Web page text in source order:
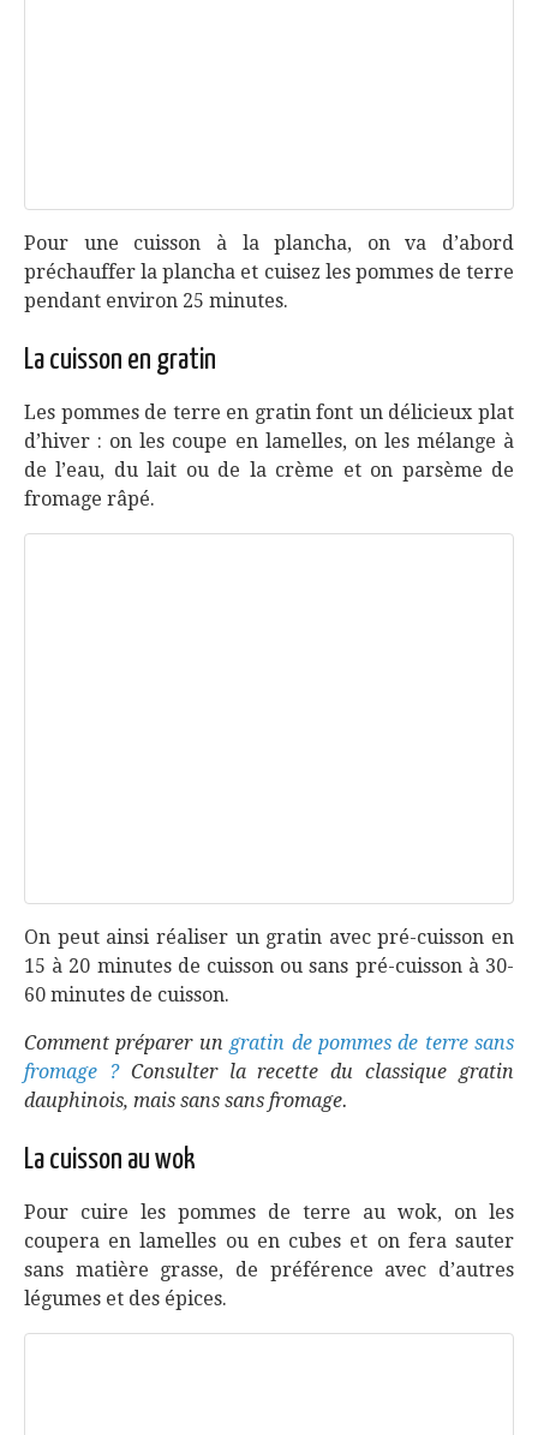
Pour une cuisson à la plancha, on va d’abord
préchauffer la plancha et cuisez les pommes de terre
pendant environ 25 minutes.
La cuisson en gratin
Les pommes de terre en gratin font un délicieux plat
d’hiver : on les coupe en lamelles, on les mélange à
de l’eau, du lait ou de la crème et on parsème de
fromage râpé.
On peut ainsi réaliser un gratin avec pré-cuisson en
15 à 20 minutes de cuisson ou sans pré-cuisson à 30-
60 minutes de cuisson.
Comment préparer un gratin de pommes de terre sans
fromage ?Consulter la recette du classique gratin
dauphinois, mais sans sans fromage.
La cuisson au wok
Pour cuire les pommes de terre au wok, on les
coupera en lamelles ou en cubes et on fera sauter
sans matière grasse, de préférence avec d’autres
légumes et des épices.